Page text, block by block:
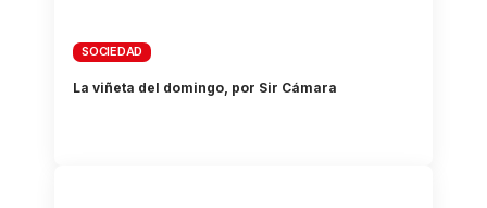
SOCIEDAD
La viñeta del domingo, por Sir Cámara